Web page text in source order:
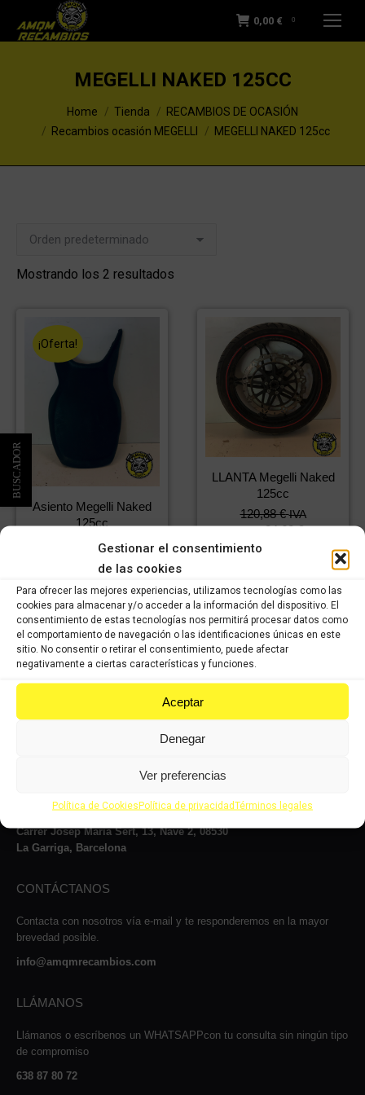
Gestionar el consentimiento
de las cookies
Para ofrecer las mejores experiencias, utilizamos tecnologías como las
cookies para almacenar y/o acceder a la información del dispositivo. El
consentimiento de estas tecnologías nos permitirá procesar datos como
el comportamiento de navegación o las identificaciones únicas en este
sitio. No consentir o retirar el consentimiento, puede afectar
negativamente a ciertas características y funciones.
Aceptar
Denegar
Ver preferencias
Política de CookiesPolítica de privacidadTérminos legales
0,00 € 0
MEGELLI NAKED 125CC
You are here:Home Tienda
RECAMBIOS DE OCASIÓN
Recambios ocasión MEGELLI
MEGELLI NAKED 125cc
Mostrando los 2 resultados
¡Oferta!
Asiento Megelli Naked
125cc
original
era:
72,48 €.
€El
actual
es:
49,99 €.
IVA
incluido
Comprar
LLANTA Megelli Naked
125cc
120,88€ IVA
incluido 84,62€ IVA
incluido
Comprar
Le atenderemos con mucho gusto dentro de nuestro horario: de lunes
de 15:00 a 16:00 y los sábados de 9:00 a 13:00h.
Carrer Josep Maria Sert, 13, Nave 2, 08530
La Garriga, Barcelona
CONTÁCTANOS
Contacta con nosotros vía e-mail y te responderemos en la mayor
brevedad posible.
info@amqmrecambios.com
LLÁMANOS
Llámanos o escríbenos un WHATSAPPcon tu consulta sin ningún tipo
de compromiso
638 87 80 72